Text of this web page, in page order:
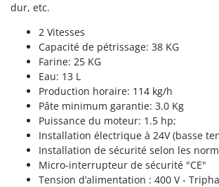
Taille-haies
Taille-haies à bras pour tracteur
Tarières
Tondeuses à Gazon
Tondeuses autoportées
Tondeuses débroussailleuses
Trancheuses
Trancheuses de sol
Keter
KitchenAid
Komo
Laica
Lampacrescia - MGM
Landxcape
LAR Casalinghi
Lavor
dur, etc.
2 Vitesses
Capacité de pétrissage: 38 KG
Farine: 25 KG
Eau: 13 L
Production horaire: 114 kg/h
Pâte minimum garantie: 3.0 Kg
Puissance du moteur: 1.5 hp;
Installation électrique à 24V (basse
Installation de sécurité selon les
Micro-interrupteur de sécurité "CE"
Tension d’alimentation : 400 V -